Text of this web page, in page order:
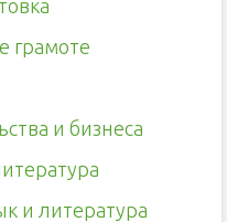
грамоте
и бизнеса
и литература